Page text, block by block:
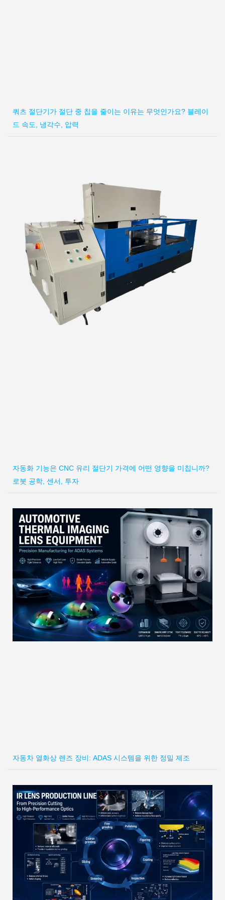
쿼츠 절단기가 절단 중 칩을 줄이는 이유는 무엇인가요? 블레이
드 속도, 냉각수, 압력
자동화 기능은 CNC 유리 절단기 가격에 어떤 영향을 미칩니까?
로봇 공학, 센서, 투자
자동차 열화상 렌즈 장비: ADAS 시스템을 위한 정밀 제조